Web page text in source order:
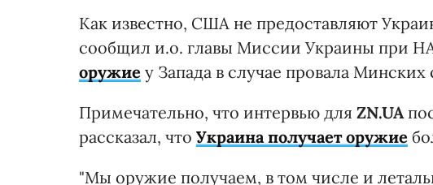
Как известно, США не предоставляют
сообщил и.о. главы Миссии Украины при
оружие у Запада в случае провала
Примечательно, что интервью для ZN.UA
рассказал, что Украина получает оружие
"Мы оружие получаем, в том числе и